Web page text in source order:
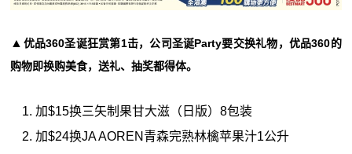
▲ 优品360圣诞狂赏第1击，公司圣诞Party要交换礼物，优品360的
购物即换购美食，送礼、抽奖都得体。
加$15换三矢制果甘大滋（日版）8包装
加$24换JA AOREN青森完熟林檎苹果汁1公升